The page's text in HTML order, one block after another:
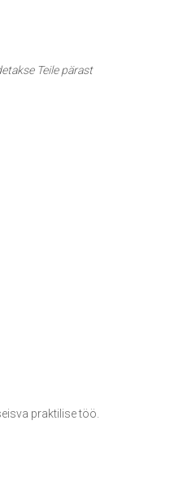
Teile pärast
praktilise töö.